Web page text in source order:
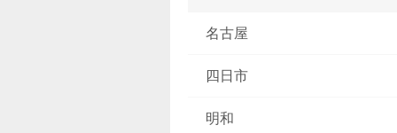
名古屋
四日市
明和